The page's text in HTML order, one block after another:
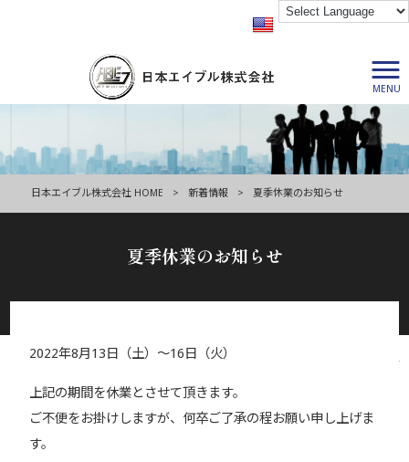
MENU
日本エイブル株式会社 HOME > 新着情報 > 夏季休業のお知らせ
夏季休業のお知らせ
2022年8月13日（土）～16日（火）
上記の期間を休業とさせて頂きます。
ご不便をお掛けしますが、何卒ご了承の程お願い申し上げま
す。